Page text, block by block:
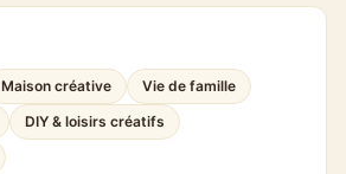
Maison créative
Vie de famille
DIY & loisirs créatifs